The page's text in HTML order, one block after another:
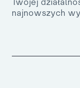
najnowszych